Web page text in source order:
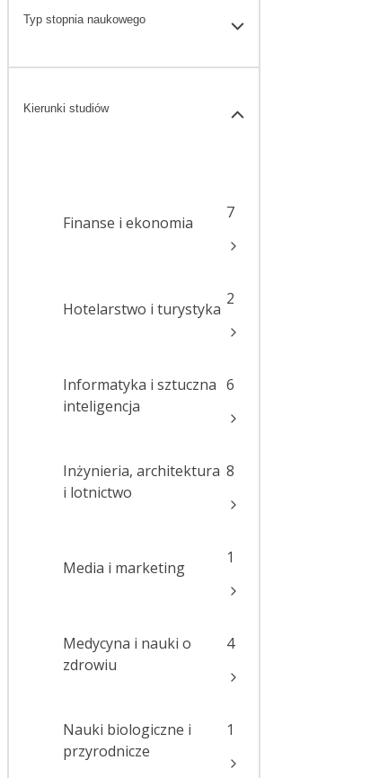
Typ stopnia naukowego
Kierunki studiów
Finanse i ekonomia
7
Hotelarstwo i turystyka
2
Informatyka i sztuczna
inteligencja
6
Inżynieria, architektura
i lotnictwo
8
Media i marketing
1
Medycyna i nauki o
zdrowiu
4
Nauki biologiczne i
przyrodnicze
1